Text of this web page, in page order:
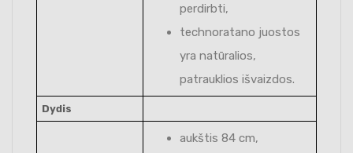
perdirbti,
technoratano juostos
yra natūralios,
patrauklios išvaizdos.
Dydis
aukštis 84 cm,